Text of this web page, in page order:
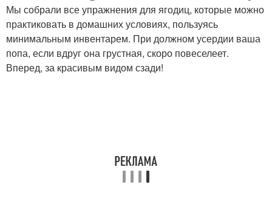
Мы собрали все упражнения для ягодиц, которые можно
практиковать в домашних условиях, пользуясь
минимальным инвентарем. При должном усердии ваша
попа, если вдруг она грустная, скоро повеселеет.
Вперед, за красивым видом сзади!